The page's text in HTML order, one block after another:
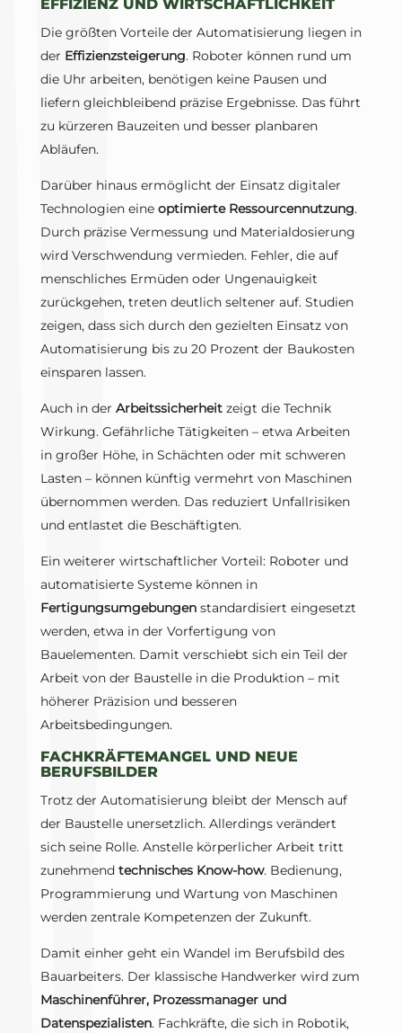
EFFIZIENZ UND WIRTSCHAFTLICHKEIT
Die größten Vorteile der Automatisierung liegen in
der Effizienzsteigerung. Roboter können rund um
die Uhr arbeiten, benötigen keine Pausen und
liefern gleichbleibend präzise Ergebnisse. Das führt
zu kürzeren Bauzeiten und besser planbaren
Abläufen.
Darüber hinaus ermöglicht der Einsatz digitaler
Technologien eine optimierte Ressourcennutzung.
Durch präzise Vermessung und Materialdosierung
wird Verschwendung vermieden. Fehler, die auf
menschliches Ermüden oder Ungenauigkeit
zurückgehen, treten deutlich seltener auf. Studien
zeigen, dass sich durch den gezielten Einsatz von
Automatisierung bis zu 20 Prozent der Baukosten
einsparen lassen.
Auch in der Arbeitssicherheitzeigt die Technik
Wirkung. Gefährliche Tätigkeiten – etwa Arbeiten
in großer Höhe, in Schächten oder mit schweren
Lasten – können künftig vermehrt von Maschinen
übernommen werden. Das reduziert Unfallrisiken
und entlastet die Beschäftigten.
Ein weiterer wirtschaftlicher Vorteil: Roboter und
automatisierte Systeme können in
Fertigungsumgebungenstandardisiert eingesetzt
werden, etwa in der Vorfertigung von
Bauelementen. Damit verschiebt sich ein Teil der
Arbeit von der Baustelle in die Produktion – mit
höherer Präzision und besseren
Arbeitsbedingungen.
FACHKRÄFTEMANGEL UND NEUE
BERUFSBILDER
Trotz der Automatisierung bleibt der Mensch auf
der Baustelle unersetzlich. Allerdings verändert
sich seine Rolle. Anstelle körperlicher Arbeit tritt
zunehmend technisches Know-how. Bedienung,
Programmierung und Wartung von Maschinen
werden zentrale Kompetenzen der Zukunft.
Damit einher geht ein Wandel im Berufsbild des
Bauarbeiters. Der klassische Handwerker wird zum
Maschinenführer, Prozessmanager und
Datenspezialisten. Fachkräfte, die sich in Robotik,